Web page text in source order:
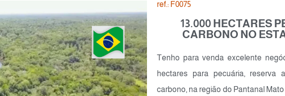
ref.: F0075
13.000 HECTARES
CARBONO NO
Tenho para venda excelente
hectares para pecuária, reserva
carbono, na região do Pantanal